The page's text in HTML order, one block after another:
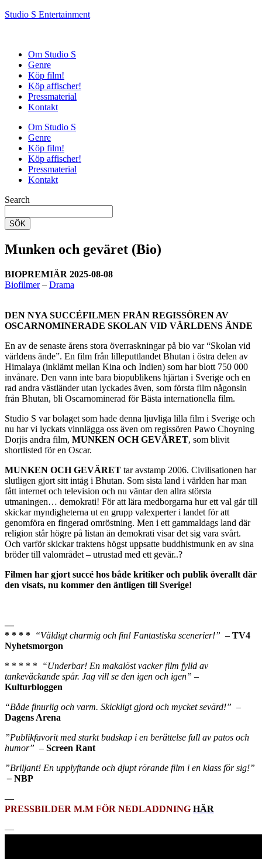
Studio S Entertainment
Om Studio S
Genre
Köp film!
Köp affischer!
Pressmaterial
Kontakt
Om Studio S
Genre
Köp film!
Köp affischer!
Pressmaterial
Kontakt
Search
SÖK
Munken och geväret (Bio)
BIOPREMIÄR 2025-08-08
Biofilmer– Drama
DEN NYA SUCCÉFILMEN FRÅN REGISSÖREN AV
OSCARNOMINERADE SKOLAN VID VÄRLDENS ÄNDE
En av de senaste årens stora överraskningar på bio var “Skolan vid
världens ände”. En film från lilleputtlandet Bhutan i östra delen av
Himalaya (inklämt mellan Kina och Indien) som har blott 750 000
invånare. Den vann inte bara biopublikens hjärtan i Sverige och en
rad andra västländer utan lyckades även, som första film någonsin
från Bhutan, bli Oscarnominerad för Bästa internationella film.
Studio S var bolaget som hade denna ljuvliga lilla film i Sverige och
nu har vi lyckats vinnlägga oss även om regissören Pawo Choyning
Dorjis andra film, MUNKEN OCH GEVÄRET, som blivit
shortlisted för en Oscar.
MUNKEN OCH GEVÄRET tar avstamp 2006. Civilisationen har
slutligen gjort sitt intåg i Bhutan. Som sista land i världen har man
fått internet och television och nu väntar den allra största
utmaningen… demokrati! För att lära medborgarna hur ett val går till
skickar myndigheterna ut en grupp valexperter i landet för att
genomföra en fingerad omröstning. Men i ett gammaldags land där
religion står högre på listan än demokrati visar det sig vara svårt.
Och varför skickar traktens högst uppsatte buddhistmunk en av sina
bröder till valområdet – utrustad med ett gevär..?
Filmen har gjort succé hos både kritiker och publik överallt där
den visats, nu kommer den äntligen till Sverige!
—
* * * * “Väldigt charmig och fin! Fantastiska scenerier!” – TV4
Nyhetsmorgon
* * * * *
“Underbar! En makalöst vacker film fylld av
tankeväckande spår. Jag vill se den igen och igen” –
Kulturbloggen
“Både finurlig och varm. Skickligt gjord och mycket sevärd!” –
Dagens Arena
”Publikfavorit med starkt budskap i en berättelse full av patos och
humor” – Screen Rant
”Briljant! En upplyftande och djupt rörande film i en klass för sig!”
– NBP
—
PRESSBILDER M.M FÖR NEDLADDNING HÄR
—